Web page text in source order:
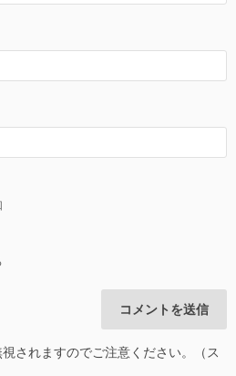
されますのでご注意ください。（ス